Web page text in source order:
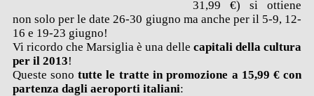
31,99 €) si ottiene
non solo per le date 26-30 giugno ma anche per il 5-9, 12-
16 e 19-23 giugno!
Vi ricordo che Marsiglia è una dellecapitali della cultura
per il 2013!
Queste sonotutte le tratte in promozione a 15,99 € con
partenza dagli aeroporti italiani: